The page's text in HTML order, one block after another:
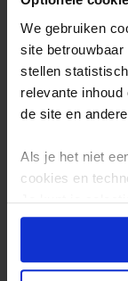
We gebruiken
site
stellen
relevante
de site en
Als je het niet
cookies en
Je kunt je
onder aan de
toekomst
Bikaner -